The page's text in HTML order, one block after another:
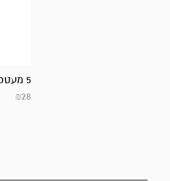
5 מעטפות נייר | clams
₪28